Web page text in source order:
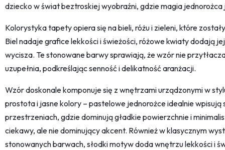
dziecko w świat beztroskiej wyobraźni, gdzie magia
Kolorystyka tapety opiera się na bieli, różu i zieleni, które
Biel nadaje grafice lekkości i świeżości, różowe kwiaty dodają
wycisza. Te stonowane barwy sprawiają, że wzór nie
uzupełnia, podkreślając senność i delikatność aranżacji.
Wzór doskonale komponuje się z wnętrzami urządzonymi w
prostota i jasne kolory – pastelowe jednorożce idealnie
przestrzeniach, gdzie dominują gładkie powierzchnie i
ciekawy, ale nie dominujący akcent. Również w klasycznym
stonowanych barwach, słodki motyw doda wnętrzu lekkości i